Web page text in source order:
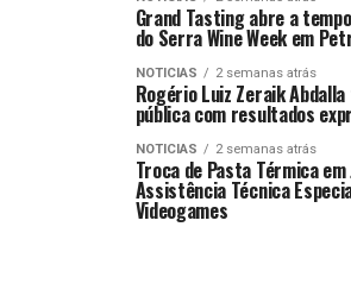
Grand Tasting abre a
do Serra Wine Week em
NOTICIAS 2 semanas atrás
Rogério Luiz Zeraik
pública com resultados
NOTICIAS 2 semanas atrás
Troca de Pasta Térmica em
Assistência Técnica
Videogames